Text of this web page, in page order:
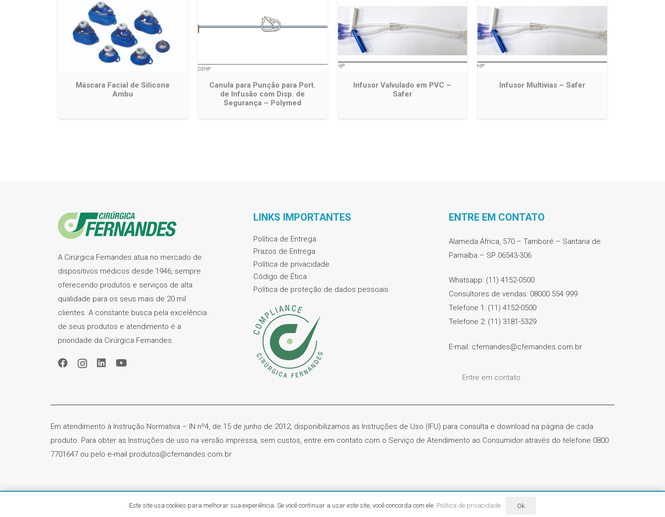
Máscara Facial de Silicone
Ambu
Canula para Punção para Port.
de Infusão com Disp. de
Segurança – Polymed
Infusor Valvulado em PVC –
Safer
Infusor Multivias – Safer
A Cirúrgica Fernandes atua no mercado de
dispositivos médicos desde 1946, sempre
oferecendo produtos e serviços de alta
qualidade para os seus mais de 20 mil
clientes. A constante busca pela excelência
de seus produtos e atendimento é a
prioridade da Cirúrgica Fernandes.
LINKS IMPORTANTES
Política de Entrega
Prazos de Entrega
Política de privacidade
Código de Ética
Política de proteção de dados pessoais
ENTRE EM CONTATO
Alameda África, 570 – Tamboré – Santana de
Parnaíba – SP 06543-306
Whatsapp: (11) 4152-0500
Consultores de vendas: 08000 554 999
Telefone 1: (11) 4152-0500
Telefone 2: (11) 3181-5329
E-mail: cfernandes@cfernandes.com.br
Entre em contato
Em atendimento à Instrução Normativa – IN nº4, de 15 de junho de 2012, disponibilizamos as Instruções de Uso (IFU) para consulta e download na página de cada
produto. Para obter as Instruções de uso na versão impressa, sem custos, entre em contato com o Serviço de Atendimento ao Consumidor através do telefone 0800
7701647 ou pelo e-mail produtos@cfernandes.com.br
Cirúrgica Fernandes – CNPJ. 61.418.042/0001-31 | Todos os direitos reservados
Este site usa cookies para melhorar sua experiência. Se você continuar a usar este site, você concorda com ele. Política de privacidade Ok